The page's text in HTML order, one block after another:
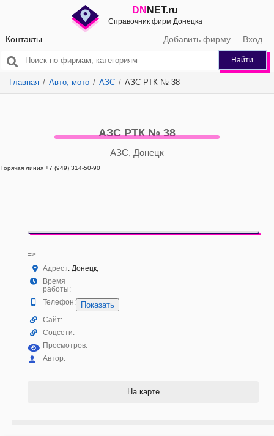
DN NET.ru
Справочник фирм Донецка
Контакты Добавить фирму Вход
Найти
Главная Авто, мото АЗС АЗС РТК № 38
АЗС РТК № 38
АЗС, Донецк
Горячая линия +7 (949) 314-50-90
=>
Адрес:г. Донецк,
Время
работы:
Телефон:
Показать
Сайт:
Соцсети:
Просмотров:
Автор:
На карте